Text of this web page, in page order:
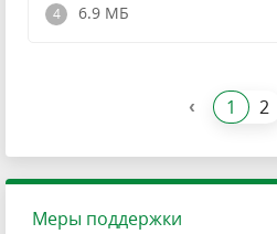
6.9 МБ
‹ 1 2
Меры поддержки